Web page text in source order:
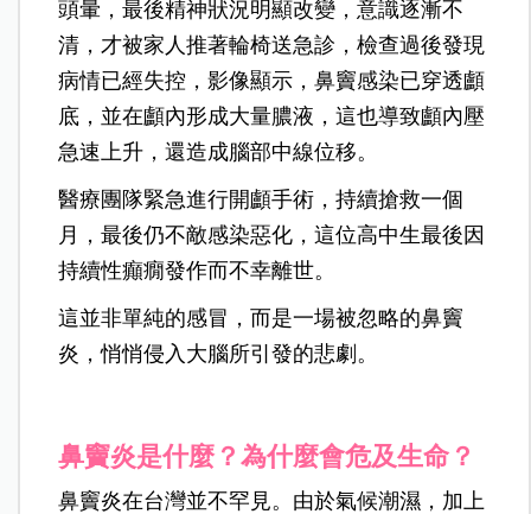
頭暈，最後精神狀況明顯改變，意識逐漸不
清，才被家人推著輪椅送急診，檢查過後發現
病情已經失控，影像顯示，鼻竇感染已穿透顱
底，並在顱內形成大量膿液，這也導致顱內壓
急速上升，還造成腦部中線位移。
醫療團隊緊急進行開顱手術，持續搶救一個
月，最後仍不敵感染惡化，這位高中生最後因
持續性癲癇發作而不幸離世。
這並非單純的感冒，而是一場被忽略的鼻竇
炎，悄悄侵入大腦所引發的悲劇。
鼻竇炎是什麼？為什麼會危及生命？
鼻竇炎在台灣並不罕見。由於氣候潮濕，加上